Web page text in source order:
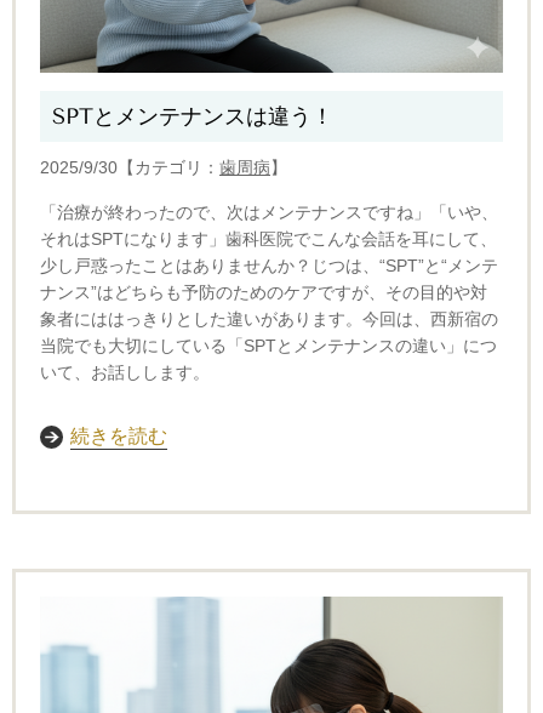
SPTとメンテナンスは違う！
2025/9/30【カテゴリ： 歯周病】
「治療が終わったので、次はメンテナンスですね」
「いや、
それはSPTになります」 歯科医院でこんな会話を耳にして、
少し戸惑ったことはありませんか？ じつは、“SPT”と“メンテ
ナンス”はどちらも予防のためのケアですが、その目的や対
象者にははっきりとした違いがあります。 今回は、西新宿の
当院でも大切にしている「SPTとメンテナンスの違い」につ
いて、お話しします。
続きを読む